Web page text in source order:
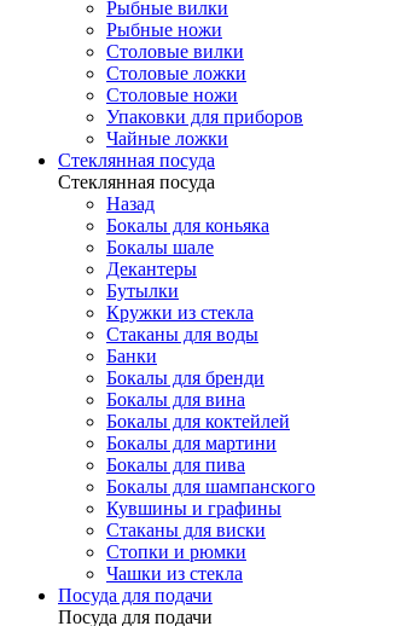
Рыбные вилки
Рыбные ножи
Столовые вилки
Столовые ложки
Столовые ножи
Упаковки для приборов
Чайные ложки
Стеклянная посуда
Стеклянная посуда
Назад
Бокалы для коньяка
Бокалы шале
Декантеры
Бутылки
Кружки из стекла
Стаканы для воды
Банки
Бокалы для бренди
Бокалы для вина
Бокалы для коктейлей
Бокалы для мартини
Бокалы для пива
Бокалы для шампанского
Кувшины и графины
Стаканы для виски
Стопки и рюмки
Чашки из стекла
Посуда для подачи
Посуда для подачи